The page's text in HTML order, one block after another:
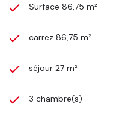
Surface 86,75 m²
carrez 86,75 m²
séjour 27 m²
3 chambre(s)